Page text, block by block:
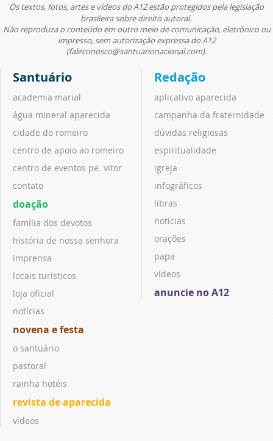
Os textos, fotos, artes e vídeos do A12 estão protegidos pela legislação
brasileira sobre direito autoral.
Não reproduza o conteúdo em outro meio de comunicação, eletrônico ou
impresso, sem autorização expressa do A12
(faleconosco@santuarionacional.com).
Santuário
academia marial
água mineral aparecida
cidade do romeiro
centro de apoio ao romeiro
centro de eventos pe. vitor
contato
doação
família dos devotos
história de nossa senhora
imprensa
locais turísticos
loja oficial
notícias
novena e festa
o santuário
pastoral
rainha hotéis
revista de aparecida
vídeos
Redação
aplicativo aparecida
campanha da fraternidade
dúvidas religiosas
espiritualidade
igreja
infográficos
libras
notícias
orações
papa
vídeos
anuncie no A12